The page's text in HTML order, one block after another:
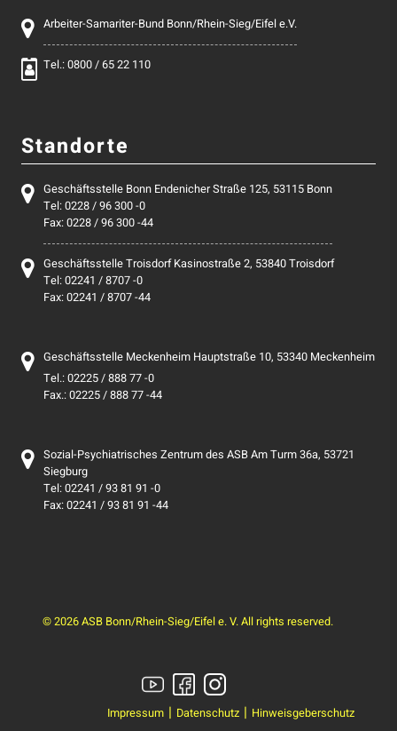
Arbeiter-Samariter-Bund Bonn/Rhein-Sieg/Eifel e.V.
Tel.: 0800 / 65 22 110
Standorte
Geschäftsstelle Bonn Endenicher Straße 125, 53115 Bonn
Tel: 0228 / 96 300 -0
Fax: 0228 / 96 300 -44
Geschäftsstelle Troisdorf Kasinostraße 2, 53840 Troisdorf
Tel: 02241 / 8707 -0
Fax: 02241 / 8707 -44
Geschäftsstelle Meckenheim Hauptstraße 10, 53340 Meckenheim
Tel.: 02225 / 888 77 -0
Fax.: 02225 / 888 77 -44
Sozial-Psychiatrisches Zentrum des ASB Am Turm 36a, 53721
Siegburg
Tel: 02241 / 93 81 91 -0
Fax: 02241 / 93 81 91 -44
© 2026 ASB Bonn/Rhein-Sieg/Eifel e. V. All rights reserved.
Impressum Datenschutz Hinweisgeberschutz